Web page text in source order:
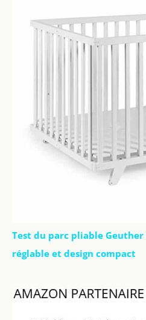
Test du parc pliable Geuther
réglable et design compact